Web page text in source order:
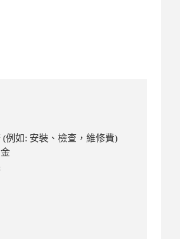
(例如: 安裝、檢查，維修費)